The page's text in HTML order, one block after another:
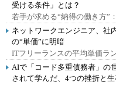
受ける条件」とは？
若手が求める“納得の働き方”：
ネットワークエンジニア、社
の“単価”に明暗
ITフリーランスの平均単価ラ
AIで「コード多重債務者」
されて学んだ、4つの挫折と